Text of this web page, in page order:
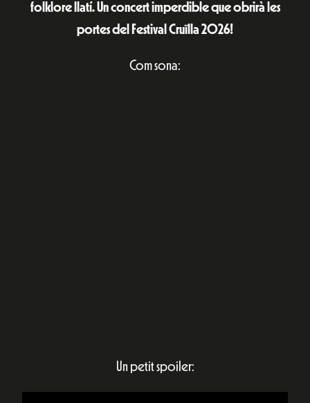
folklore llatí. Un concert imperdible que obrirà les
portes del Festival Cruïlla 2026!
Com sona:
Un petit spoiler: